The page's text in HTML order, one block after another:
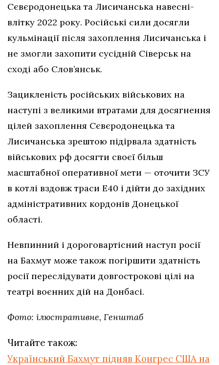
Сєвєродонецька та Лисичанська навесні-
влітку 2022 року. Російські сили досягли
кульмінації після захоплення Лисичанська і
не змогли захопити сусідній Сіверськ на
сході або Слов’янськ.
Зацикленість російських військових на
наступі з великими втратами для досягнення
цілей захоплення Сєвєродонецька та
Лисичанська зрештою підірвала здатність
військових рф досягти своєї більш
масштабної оперативної мети — оточити ЗСУ
в котлі вздовж траси Е40 і дійти до західних
адміністративних кордонів Донецької
області.
Невпинний і дороговартісний наступ росії
на Бахмут може також погіршити здатність
росії переслідувати довгострокові цілі на
театрі воєнних дій на Донбасі.
Фото: ілюстративне, Генштаб
Читайте також:
Український Бахмут підняв Конгрес США на